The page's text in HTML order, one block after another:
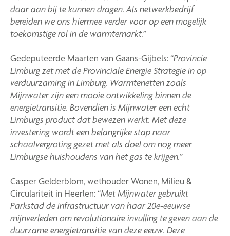
daar aan bij te kunnen dragen. Als netwerkbedrijf
bereiden we ons hiermee verder voor op een mogelijk
toekomstige rol in de warmtemarkt.”
Gedeputeerde Maarten van Gaans-Gijbels: “Provincie
Limburg zet met de Provinciale Energie Strategie in op
verduurzaming in Limburg. Warmtenetten zoals
Mijnwater zijn een mooie ontwikkeling binnen de
energietransitie. Bovendien is Mijnwater een echt
Limburgs product dat bewezen werkt. Met deze
investering wordt een belangrijke stap naar
schaalvergroting gezet met als doel om nog meer
Limburgse huishoudens van het gas te krijgen.”
Casper Gelderblom, wethouder Wonen, Milieu &
Circulariteit in Heerlen: “Met Mijnwater gebruikt
Parkstad de infrastructuur van haar 20e-eeuwse
mijnverleden om revolutionaire invulling te geven aan de
duurzame energietransitie van deze eeuw. Deze